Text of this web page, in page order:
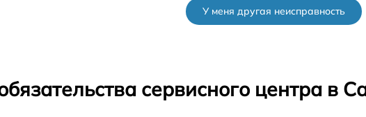
У меня другая неисправность
сервисного центра в